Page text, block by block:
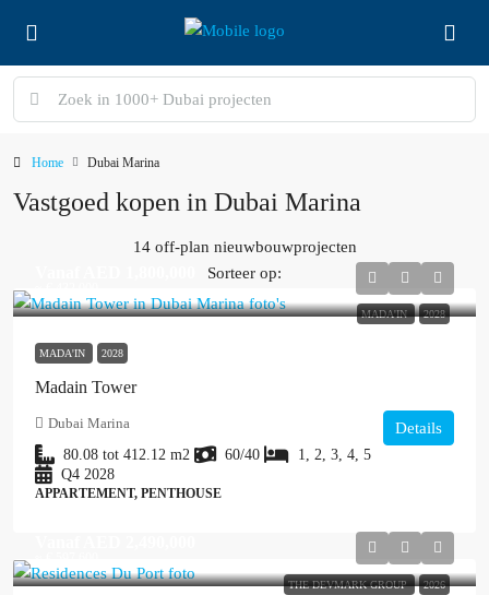
Home Dubai Marina
Vastgoed kopen in Dubai Marina
14 off-plan nieuwbouwprojecten
Sorteer op:
MADA'IN 2028
MADA'IN 2028
Madain Tower
Dubai Marina
80.08 tot 412.12 m2 60/40
1, 2, 3, 4, 5
Q4 2028
APPARTEMENT, PENTHOUSE
Details
THE DEVMARK GROUP 2026